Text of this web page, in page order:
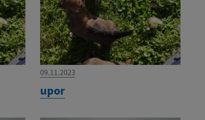
09.11.2023
upor